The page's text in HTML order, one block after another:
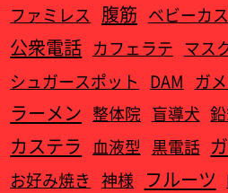
ファミレス 腹筋 ベビーカ
公衆電話 カフェラテ マス
シュガースポット
DAM ガ
ラーメン 整体院 盲導犬
カステラ 血液型 黒電話
お好み焼き 神様 フルーツ